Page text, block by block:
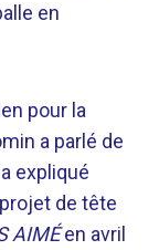
en
pour la
a parlé de
expliqué
de tête
AIMÉen avril